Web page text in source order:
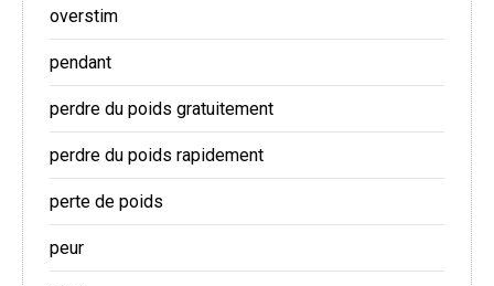
overstim
pendant
perdre du poids gratuitement
perdre du poids rapidement
perte de poids
peur